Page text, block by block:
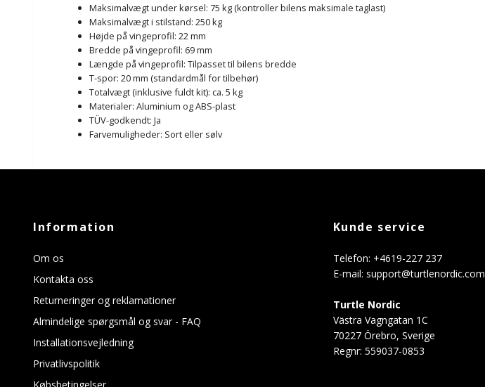
Maksimalvægt under kørsel: 75 kg (kontroller bilens maksimale taglast)
Maksimalvægt i stilstand: 250 kg
Højde på vingeprofil: 22 mm
Bredde på vingeprofil: 69 mm
Længde på vingeprofil: Tilpasset til bilens bredde
T-spor: 20 mm (standardmål for tilbehør)
Totalvægt (inklusive fuldt kit): ca. 5 kg
Materialer: Aluminium og ABS-plast
TÜV-godkendt: Ja
Farvemuligheder: Sort eller sølv
Information
Om os
Kontakta oss
Returneringer og reklamationer
Almindelige spørgsmål og svar - FAQ
Installationsvejledning
Privatlivspolitik
Kunde service
Telefon: +4619-227 237
E-mail: support@turtlenordic.com
Turtle Nordic
Västra Vagngatan 1C
70227 Örebro, Sverige
Regnr: 559037-0853